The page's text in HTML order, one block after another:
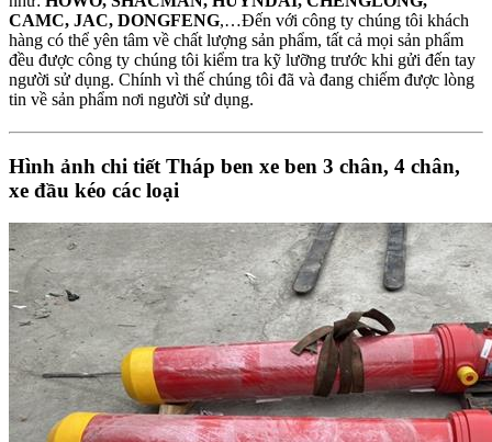
CAMC, JAC, DONGFENG,…Đến với công ty chúng tôi khách
hàng có thể yên tâm về chất lượng sản phẩm, tất cả mọi sản phẩm
đều được công ty chúng tôi kiểm tra kỹ lưỡng trước khi gửi đến tay
người sử dụng. Chính vì thế chúng tôi đã và đang chiếm được lòng
tin về sản phẩm nơi người sử dụng.
Hình ảnh chi tiết Tháp ben xe ben 3 chân, 4 chân,
xe đầu kéo các loại